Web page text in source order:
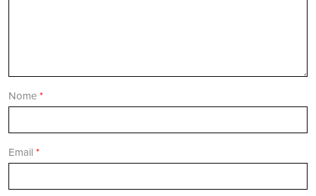
Nome *
Email *